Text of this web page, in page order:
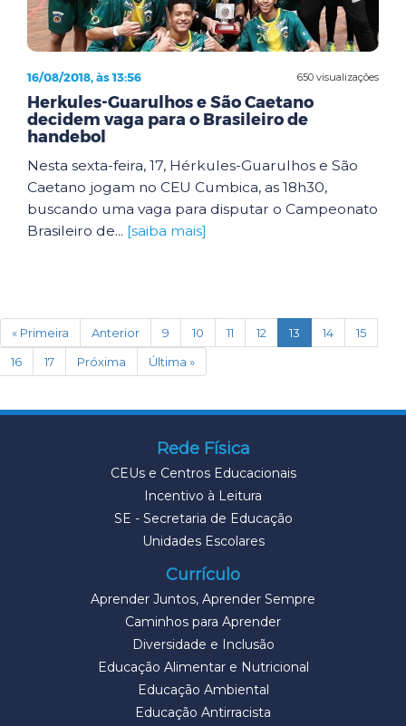
650 visualizações
16/08/2018, às 13:56
Herkules-Guarulhos e São Caetano
decidem vaga para o Brasileiro de
handebol
Nesta sexta-feira, 17, Hérkules-Guarulhos e São
Caetano jogam no CEU Cumbica, as 18h30,
buscando uma vaga para disputar o Campeonato
Brasileiro de... [saiba mais]
« Primeira Anterior 9 10 11 12 13 (current)
14
15
16
17 Próxima Última »
Rede Física
CEUs e Centros Educacionais
Incentivo à Leitura
SE - Secretaria de Educação
Unidades Escolares
Currículo
Aprender Juntos, Aprender Sempre
Caminhos para Aprender
Diversidade e Inclusão
Educação Alimentar e Nutricional
Educação Ambiental
Educação Antirracista